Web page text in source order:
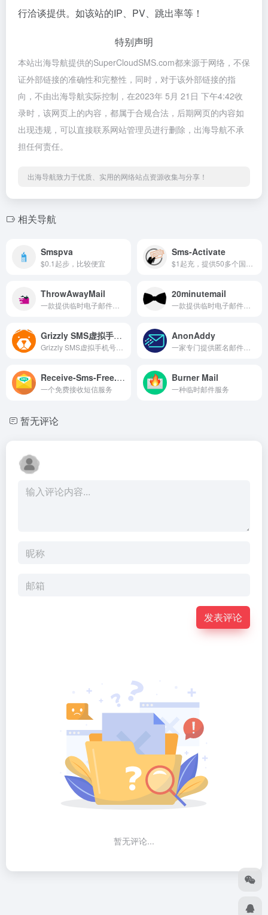
行洽谈提供。如该站的IP、PV、跳出率等！
特别声明
本站出海导航提供的SuperCloudSMS.com都来源于网络，不保
证外部链接的准确性和完整性，同时，对于该外部链接的指
向，不由出海导航实际控制，在2023年 5月 21日 下午4:42收
录时，该网页上的内容，都属于合规合法，后期网页的内容如
出现违规，可以直接联系网站管理员进行删除，出海导航不承
担任何责任。
出海导航致力于优质、实用的网络站点资源收集与分享！
相关导航
Smspva
$0.1起步，比较便宜
Sms-Activate
ThrowAwayMail 20minutemail
Grizzly SMS虚拟手机号接码平台 AnonAddy
Receive-Sms-Free.CC
一个免费接收短信服务
Burner Mail
一种临时邮件服务
暂无评论
发表评论
暂无评论...